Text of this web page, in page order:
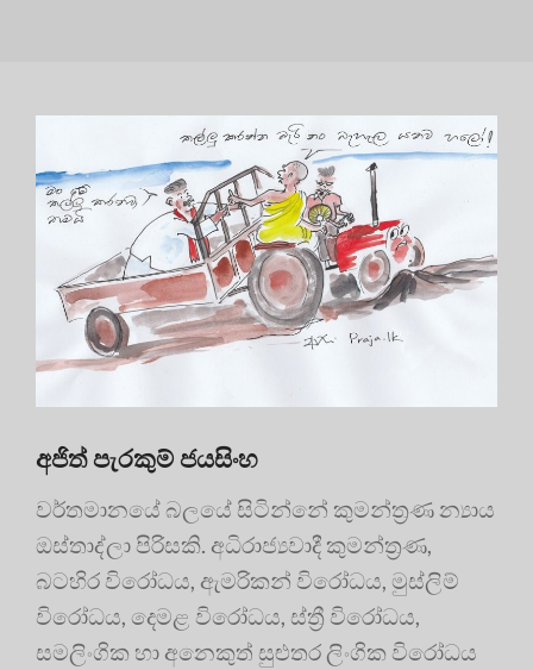
අජිත් පැරකුම් ජයසිංහ
වර්තමානයේ බලයේ සිටින්නේ කුමන්ත්‍රණ න්‍යාය
ඔස්තාද්ලා පිරිසකි. අධිරාජ්‍යවාදී කුමන්ත්‍රණ,
බටහිර විරෝධය, ඇමරිකන් විරෝධය, මුස්ලිම්
විරෝධය, දෙමළ විරෝධය, ස්ත්‍රී විරෝධය,
සමලිංගික හා අනෙකුත් සුළුතර ලිංගික විරෝධය